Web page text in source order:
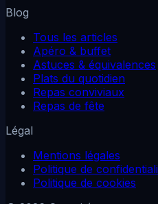
Blog
Tous les articles
Apéro & buffet
Astuces & équivalences
Plats du quotidien
Repas conviviaux
Repas de fête
Légal
Mentions légales
Politique de
Politique de cookies